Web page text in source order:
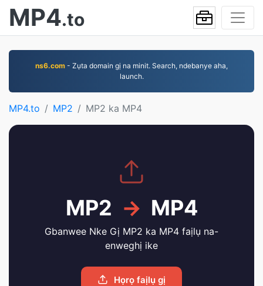
MP4.to
ns6.com - Zụta domain gị na minit. Search, ndebanye aha,
launch.
MP4.to MP2 MP2 ka MP4
MP2 → MP4
Gbanwee Nke Gị MP2 ka MP4 faịlụ na-
enweghị ike
Họrọ faịlụ gị